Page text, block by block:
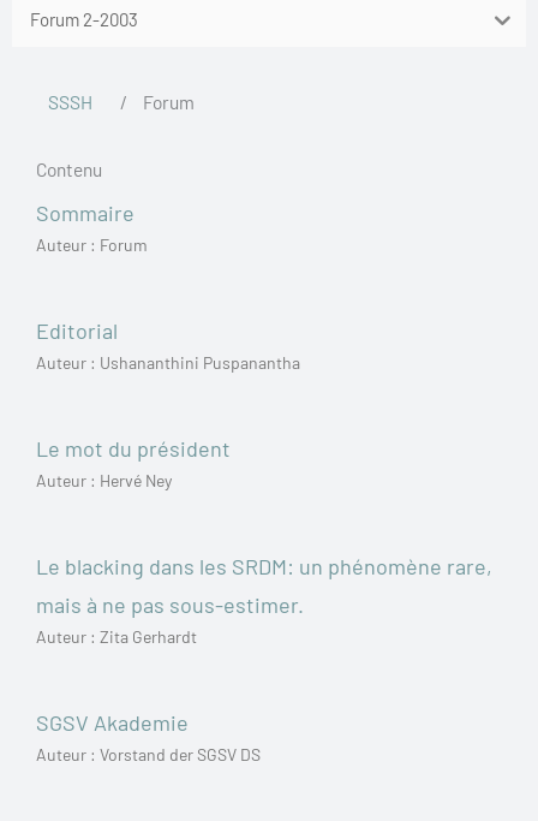
Forum 2-2003
SSSH / Forum
Contenu
Sommaire
Auteur : Forum
Editorial
Auteur : Ushananthini Puspanantha
Le mot du président
Auteur : Hervé Ney
Le blacking dans les SRDM: un phénomène rare,
mais à ne pas sous-estimer.
Auteur : Zita Gerhardt
SGSV Akademie
Auteur : Vorstand der SGSV DS